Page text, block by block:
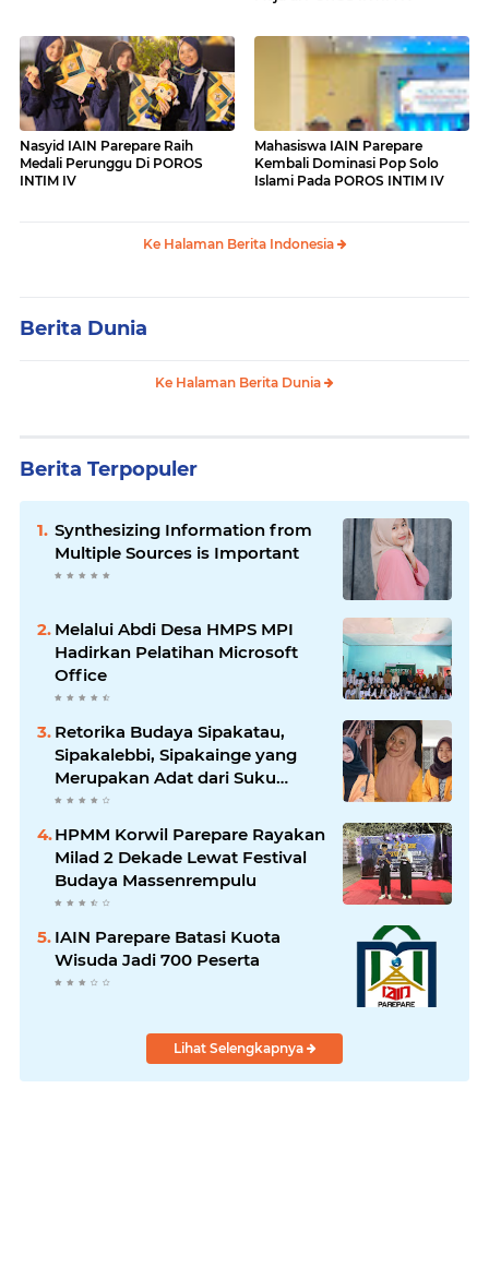
Nasyid IAIN Parepare Raih
Medali Perunggu Di POROS
INTIM IV
Mahasiswa IAIN Parepare
Kembali Dominasi Pop Solo
Islami Pada POROS INTIM IV
Ke Halaman Berita Indonesia
Berita Dunia
Ke Halaman Berita Dunia
Berita Terpopuler
Synthesizing Information from
Multiple Sources is Important
Melalui Abdi Desa HMPS MPI
Hadirkan Pelatihan Microsoft
Office
Retorika Budaya Sipakatau,
Sipakalebbi, Sipakainge yang
Merupakan Adat dari Suku
Bugis
HPMM Korwil Parepare Rayakan
Milad 2 Dekade Lewat Festival
Budaya Massenrempulu
IAIN Parepare Batasi Kuota
Wisuda Jadi 700 Peserta
Lihat Selengkapnya